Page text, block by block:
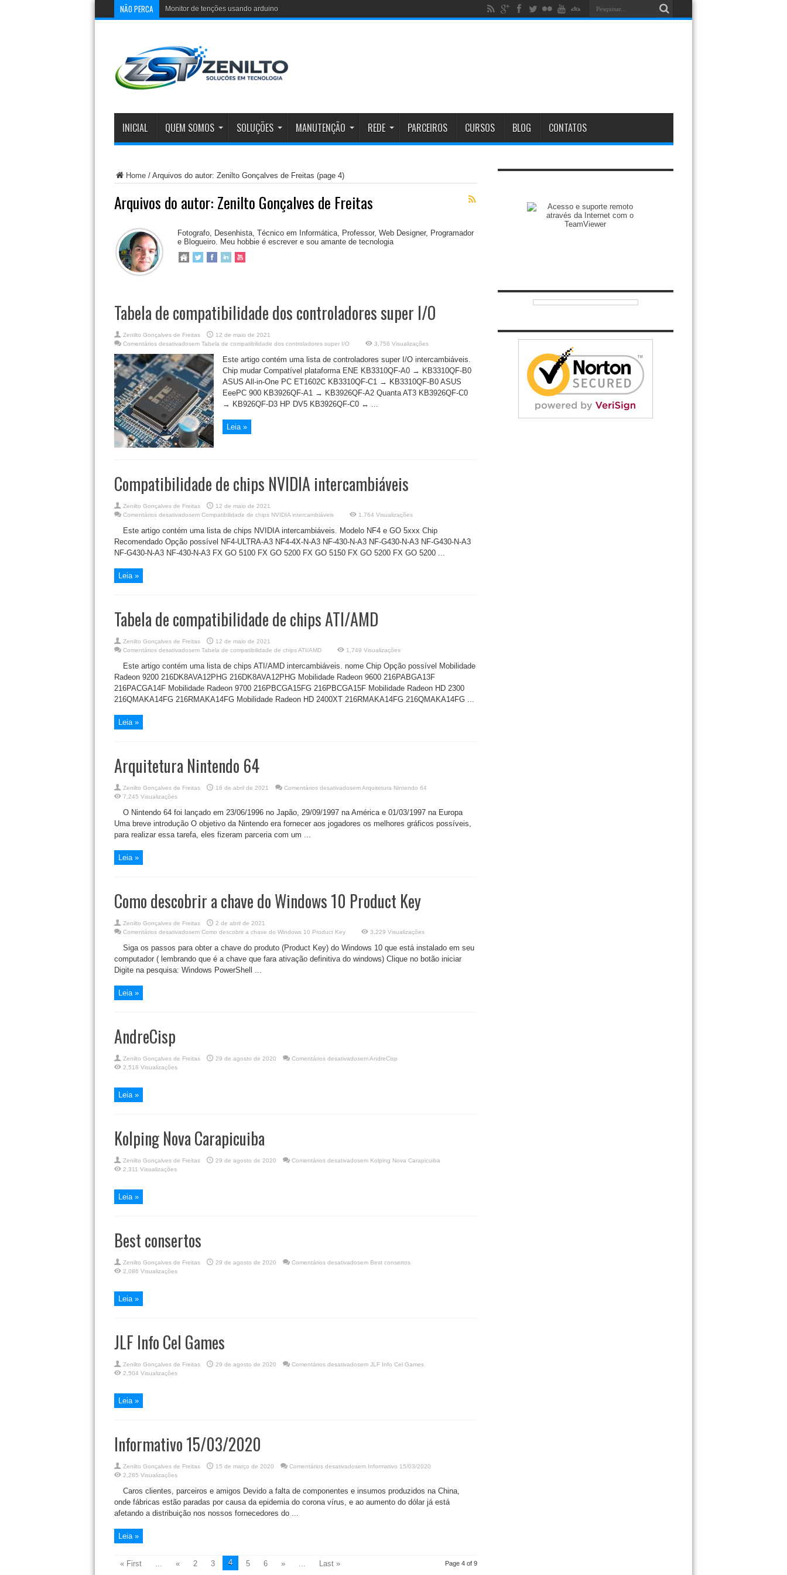
NÃO PERCA Monitor de tenções usando arduino
INICIAL QUEM SOMOS SOLUÇÕES MANUTENÇÃO REDE PARCEIROS CURSOS BLOG CONTATOS
Home/ Arquivos do autor: Zenilto Gonçalves de Freitas (page 4)
Arquivos do autor: Zenilto Gonçalves de Freitas
Fotografo, Desenhista, Técnico em Informática, Professor, Web Designer, Programador
e Blogueiro. Meu hobbie é escrever e sou amante de tecnologia
Tabela de compatibilidade dos controladores super I/O
Zenilto Gonçalves de Freitas
12 de maio de 2021
Comentários desativadosem Tabela de compatibilidade dos controladores super I/O 3,756 Visualizações
Este artigo contém uma lista de controladores super I/O intercambiáveis.
Chip mudar Compatível plataforma ENE KB3310QF-A0 → KB3310QF-B0
ASUS All-in-One PC ET1602C KB3310QF-C1 → KB3310QF-B0 ASUS
EeePC 900 KB3926QF-A1 → KB3926QF-A2 Quanta AT3 KB3926QF-C0
→ KB926QF-D3 HP DV5 KB3926QF-C0 ↔ ...
Leia »
Compatibilidade de chips NVIDIA intercambiáveis
Zenilto Gonçalves de Freitas
12 de maio de 2021
Comentários desativadosem Compatibilidade de chips NVIDIA intercambiáveis 1,764 Visualizações
Este artigo contém uma lista de chips NVIDIA intercambiáveis. Modelo NF4 e GO 5xxx Chip
Recomendado Opção possível NF4-ULTRA-A3 NF4-4X-N-A3 NF-430-N-A3 NF-G430-N-A3 NF-G430-N-A3
NF-G430-N-A3 NF-430-N-A3 FX GO 5100 FX GO 5200 FX GO 5150 FX GO 5200 FX GO 5200 ...
Leia »
Tabela de compatibilidade de chips ATI/AMD
Zenilto Gonçalves de Freitas
12 de maio de 2021
Comentários desativadosem Tabela de compatibilidade de chips ATI/AMD 1,749 Visualizações
Este artigo contém uma lista de chips ATI/AMD intercambiáveis. nome Chip Opção possível Mobilidade
Radeon 9200 216DK8AVA12PHG 216DK8AVA12PHG Mobilidade Radeon 9600 216PABGA13F
216PACGA14F Mobilidade Radeon 9700 216PBCGA15FG 216PBCGA15F Mobilidade Radeon HD 2300
216QMAKA14FG 216RMAKA14FG Mobilidade Radeon HD 2400XT 216RMAKA14FG 216QMAKA14FG ...
Leia »
Arquitetura Nintendo 64
Zenilto Gonçalves de Freitas 16 de abril de 2021 Comentários desativadosem Arquitetura Nintendo 64
7,245 Visualizações
O Nintendo 64 foi lançado em 23/06/1996 no Japão, 29/09/1997 na América e 01/03/1997 na Europa
Uma breve introdução O objetivo da Nintendo era fornecer aos jogadores os melhores gráficos possíveis,
para realizar essa tarefa, eles fizeram parceria com um ...
Leia »
Como descobrir a chave do Windows 10 Product Key
Zenilto Gonçalves de Freitas
2 de abril de 2021
Comentários desativadosem Como descobrir a chave do Windows 10 Product Key 3,229 Visualizações
Siga os passos para obter a chave do produto (Product Key) do Windows 10 que está instalado em seu
computador ( lembrando que é a chave que fara ativação definitiva do windows) Clique no botão iniciar
Digite na pesquisa: Windows PowerShell ...
Leia »
AndreCisp
Zenilto Gonçalves de Freitas 29 de agosto de 2020 Comentários desativadosem AndreCisp
2,518 Visualizações
Leia »
Kolping Nova Carapicuiba
Zenilto Gonçalves de Freitas 29 de agosto de 2020 Comentários desativadosem Kolping Nova Carapicuiba
2,311 Visualizações
Leia »
Best consertos
Zenilto Gonçalves de Freitas 29 de agosto de 2020 Comentários desativadosem Best consertos
2,086 Visualizações
Leia »
JLF Info Cel Games
Zenilto Gonçalves de Freitas 29 de agosto de 2020 Comentários desativadosem JLF Info Cel Games
2,504 Visualizações
Leia »
Informativo 15/03/2020
Zenilto Gonçalves de Freitas 15 de março de 2020 Comentários desativadosem Informativo 15/03/2020
2,285 Visualizações
Caros clientes, parceiros e amigos Devido a falta de componentes e insumos produzidos na China,
onde fábricas estão paradas por causa da epidemia do corona vírus, e ao aumento do dólar já está
afetando a distribuição nos nossos fornecedores do ...
Leia »
Page 4 of 9
« First ... « 2 3 4 5 6 » ... Last »